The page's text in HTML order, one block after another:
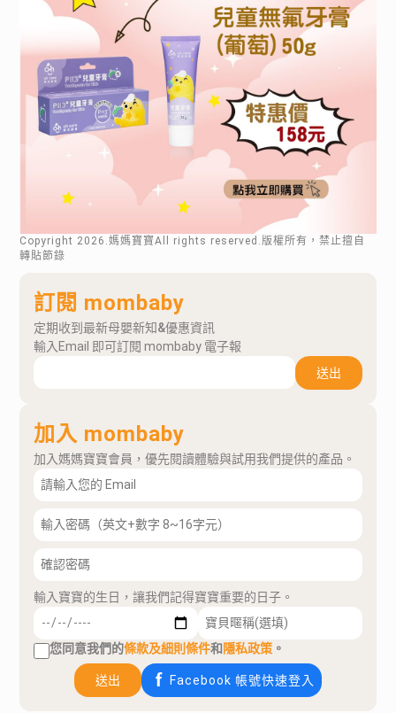
Copyright 2026 .媽媽寶寶All rights reserved.版權所有，禁止擅自
轉貼節錄
訂閱 mombaby
定期收到最新母嬰新知&優惠資訊
輸入Email 即可訂閱 mombaby 電子報
送出
加入 mombaby
加入媽媽寶寶會員，優先閱讀體驗與試用我們提供的產品。
輸入寶寶的生日，讓我們記得寶寶重要的日子。
您同意我們的條款及細則條件和隱私政策 。
送出 Facebook 帳號快速登入